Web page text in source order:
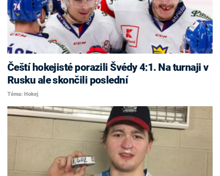
Čeští hokejisté porazili Švédy 4:1. Na turnaji v
Rusku ale skončili poslední
Téma: Hokej